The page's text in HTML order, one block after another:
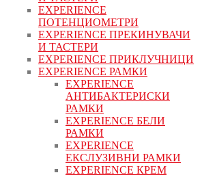
EXPERIENCE
ПОТЕНЦИОМЕТРИ
EXPERIENCE ПРЕКИНУВАЧИ
И ТАСТЕРИ
EXPERIENCE ПРИКЛУЧНИЦИ
EXPERIENCE РАМКИ
EXPERIENCE
АНТИБАКТЕРИСКИ
РАМКИ
EXPERIENCE БЕЛИ
РАМКИ
EXPERIENCE
ЕКСЛУЗИВНИ РАМКИ
EXPERIENCE КРЕМ